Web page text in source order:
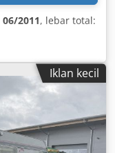
06/2011, lebar total:
Iklan kecil